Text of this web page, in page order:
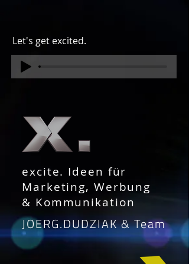
Let's get excited.
excite. Ideen für
Marketing, Werbung
& Kommunikation
JOERG.DUDZIAK & Team